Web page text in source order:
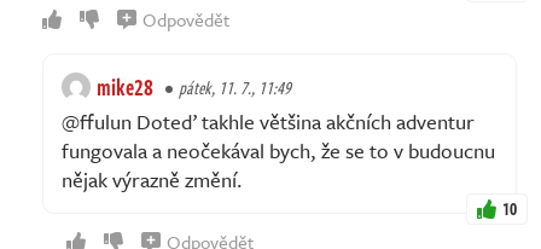
Odpovědět
mike28 pátek, 11. 7., 11:49
@ffulun Doteď takhle většina akčních adventur
fungovala a neočekával bych, že se to v budoucnu
nějak výrazně změní.
10
Odpovědět